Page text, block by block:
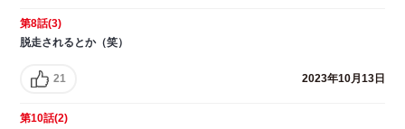
第8話(3)
脱走されるとか（笑）
21 2023年10月13日
第10話(2)